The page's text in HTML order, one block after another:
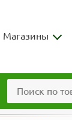
Магазины